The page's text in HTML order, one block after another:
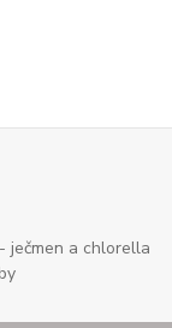
- ječmen a chlorella